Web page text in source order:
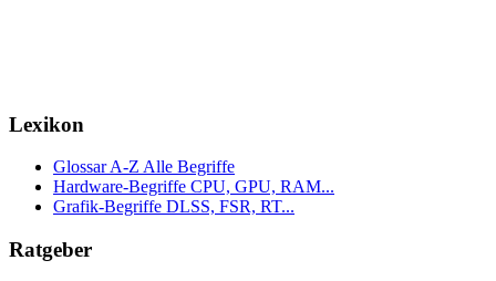
Lexikon
Glossar A-Z Alle Begriffe
Hardware-Begriffe CPU, GPU, RAM...
Grafik-Begriffe DLSS, FSR, RT...
Ratgeber